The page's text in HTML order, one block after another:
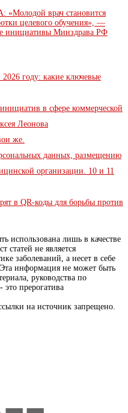
врач становится
целевого обучения», —
инициативы Минздрава РФ
году: какие ключевые
в сфере коммерческой
Леонова
же.
данных, размещению
организации. 10 и 11
в QR-коды для борьбы против
использована лишь в качестве
статей не является
заболеваний, а несет в себе
информация не может быть
руководства по
это прерогатива
на источник запрещено.